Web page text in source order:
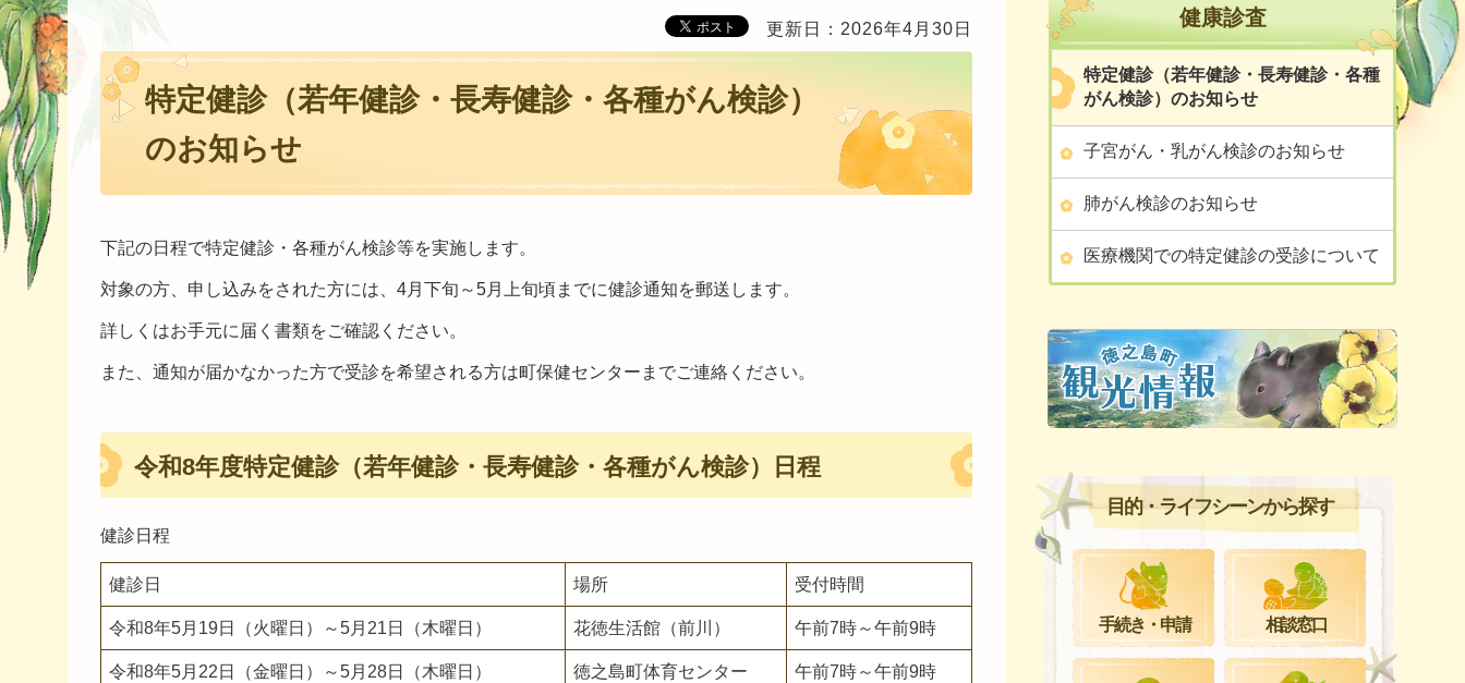
更新日：2026年4月30日
特定健診（若年健診・長寿健診・各種がん検診）
のお知らせ
下記の日程で特定健診・各種がん検診等を実施します。
対象の方、申し込みをされた方には、4月下旬～5月上旬頃までに健診通知を郵送します。
詳しくはお手元に届く書類をご確認ください。
また、通知が届かなかった方で受診を希望される方は町保健センターまでご連絡ください。
令和8年度特定健診（若年健診・長寿健診・各種がん検診）日程
健診日程
健診日 場所 受付時間
令和8年5月19日（火曜日）～5月21日（木曜日） 花徳生活館（前川） 午前7時～午前9時
令和8年5月22日（金曜日）～5月28日（木曜日） 徳之島町体育センター 午前7時～午前9時
健康診査
特定健診（若年健診・長寿健診・各種
がん検診）のお知らせ
子宮がん・乳がん検診のお知らせ
肺がん検診のお知らせ
医療機関での特定健診の受診について
目的・ライフシーンから探す
手続き・申請 相談窓口